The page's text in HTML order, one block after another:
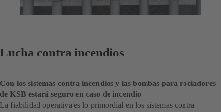
Lucha contra incendios
Con los sistemas contra incendios y las bombas para rociadores
de KSB estará seguro en caso de incendio
La fiabilidad operativa es lo primordial en los sistemas contra